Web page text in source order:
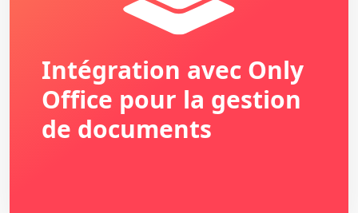
Intégration avec Only
Office pour la gestion
de documents